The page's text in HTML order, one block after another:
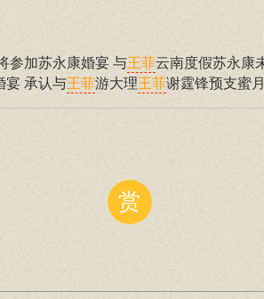
参加苏永康婚宴 与王菲云南度假苏永康
宴 承认与王菲游大理王菲谢霆锋预支蜜
赏